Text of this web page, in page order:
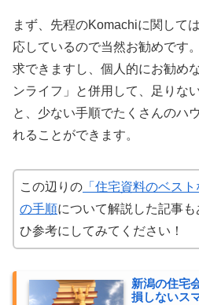
まず、先程のKomachiに関して
応しているので当然お勧めです
求できますし、個人的にお勧め
ンライフ」と併用して、足りな
と、少ない手順でたくさんのハ
れることができます。
この辺りの 「住宅資料のベスト
の手順について解説した記事
ひ参考にしてみてください！
新潟の住宅
損しないス